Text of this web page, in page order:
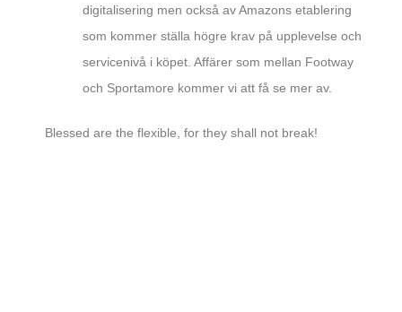
digitalisering men också av Amazons etablering
som kommer ställa högre krav på upplevelse och
servicenivå i köpet. Affärer som mellan Footway
och Sportamore kommer vi att få se mer av.
Blessed are the flexible, for they shall not break!